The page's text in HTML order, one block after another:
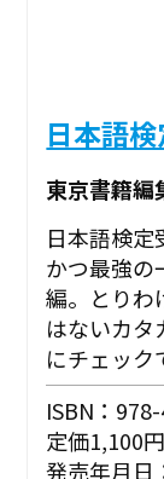
日本語
東京書籍編
日本語検定
かつ最強の
編。とりわ
はないカタ
にチェック
ISBN：
定価1,100
発売年月日